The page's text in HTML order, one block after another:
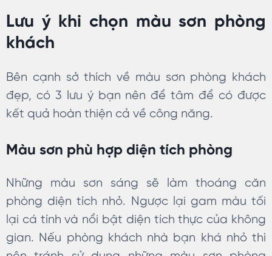
Lưu ý khi chọn màu sơn phòng
khách
Bên cạnh sở thích về màu sơn phòng khách
đẹp, có 3 lưu ý bạn nên để tâm để có được
kết quả hoàn thiện cả về công năng.
Màu sơn phù hợp diện tích phòng
Những màu sơn sáng sẽ làm thoáng căn
phòng diện tích nhỏ. Ngược lại gam màu tối
lại cá tính và nổi bật diện tích thực của không
gian. Nếu phòng khách nhà bạn khá nhỏ thì